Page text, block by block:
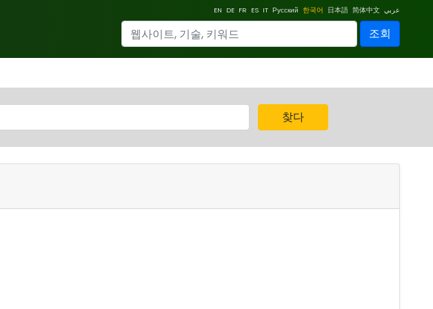
EN DE FR ES IT Русский 한국어 日本語 简体中文 عربي
조회
찾다